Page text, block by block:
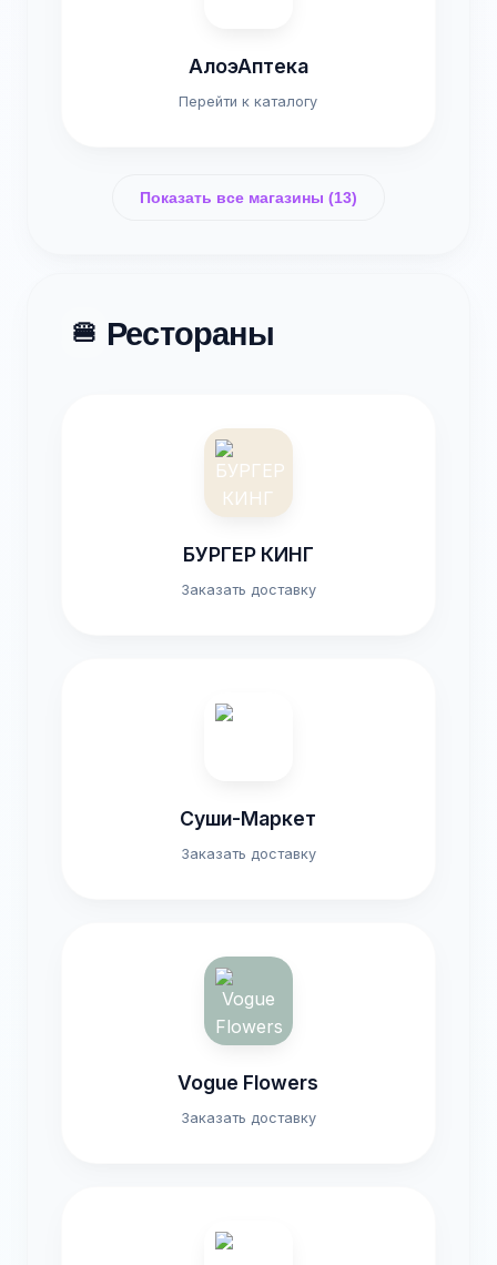
АлоэАптека
Перейти к каталогу
Показать все магазины (13)
🍔 Рестораны
БУРГЕР КИНГ
Заказать доставку
Суши-Маркет
Заказать доставку
Vogue Flowers
Заказать доставку